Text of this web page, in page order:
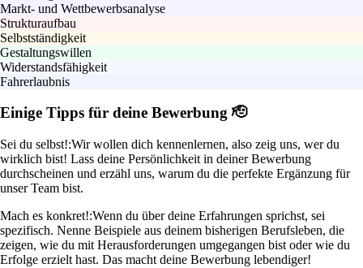
Markt- und Wettbewerbsanalyse
Strukturaufbau
Selbstständigkeit
Gestaltungswillen
Widerstandsfähigkeit
Fahrerlaubnis
Einige Tipps für deine Bewerbung 🫡
Sei du selbst!:Wir wollen dich kennenlernen, also zeig uns, wer du
wirklich bist! Lass deine Persönlichkeit in deiner Bewerbung
durchscheinen und erzähl uns, warum du die perfekte Ergänzung für
unser Team bist.
Mach es konkret!:Wenn du über deine Erfahrungen sprichst, sei
spezifisch. Nenne Beispiele aus deinem bisherigen Berufsleben, die
zeigen, wie du mit Herausforderungen umgegangen bist oder wie du
Erfolge erzielt hast. Das macht deine Bewerbung lebendiger!